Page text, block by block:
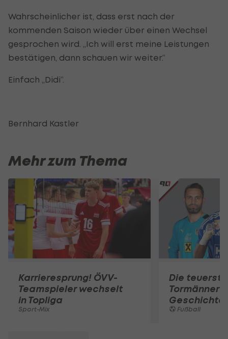
Wahrscheinlicher ist, dass erst nach der
kommenden Saison wieder über einen Wechsel
gesprochen wird. „Ich will erst meine Leistungen
bestätigen, dann schauen wir weiter.“
Einfach „Didi“.
Bernhard Kastler
Mehr zum Thema
Karrieresprung! ÖVV-
Teamspieler wechselt
in Topliga
Sport-Mix
Die
Tormänner
Geschichte
Fußball